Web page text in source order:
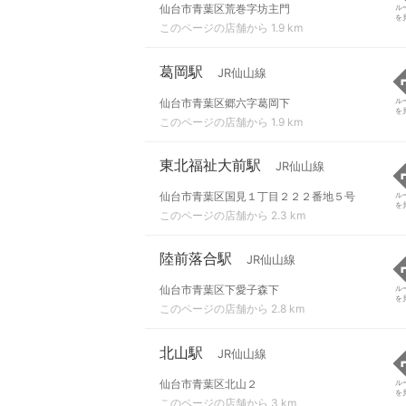
仙台市青葉区荒巻字坊主門
このページの店舗から 1.9 km
ル
を
葛岡駅 JR仙山線
仙台市青葉区郷六字葛岡下
このページの店舗から 1.9 km
ル
を
東北福祉大前駅 JR仙山線
仙台市青葉区国見１丁目２２２番地５号
このページの店舗から 2.3 km
ル
を
陸前落合駅 JR仙山線
仙台市青葉区下愛子森下
このページの店舗から 2.8 km
ル
を
北山駅 JR仙山線
仙台市青葉区北山２
このページの店舗から 3 km
ル
を